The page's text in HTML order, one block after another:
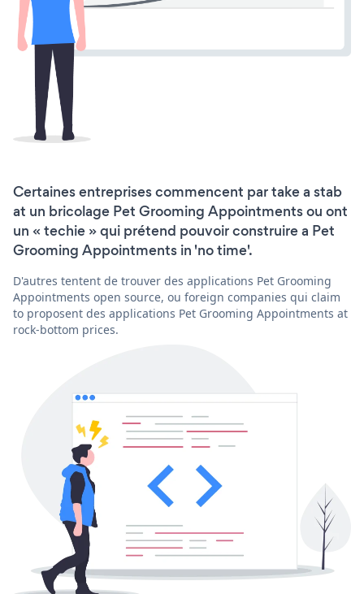
Certaines entreprises commencent par take a stab
at un bricolage Pet Grooming Appointments ou ont
un « techie » qui prétend pouvoir construire a Pet
Grooming Appointments in 'no time'.
D'autres tentent de trouver des applications Pet Grooming
Appointments open source, ou foreign companies qui claim
to proposent des applications Pet Grooming Appointments at
rock-bottom prices.